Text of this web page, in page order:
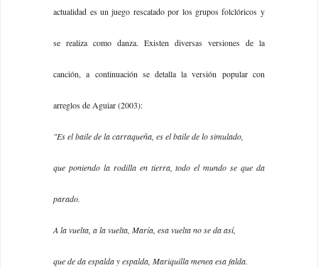
actualidad es un juego rescatado por los grupos folclóricos y
se realiza como danza. Existen diversas versiones de la
canción, a continuación se detalla la versión popular con
arreglos de Aguiar (2003):
"Es el baile de la carraqueña, es el baile de lo simulado,
que poniendo la rodilla en tierra, todo el mundo se que da
parado.
A la vuelta, a la vuelta, María, esa vuelta no se da así,
que de da espalda y espalda, Mariquilla menea esa falda.